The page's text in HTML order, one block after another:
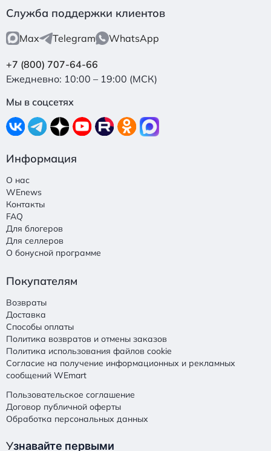
Служба поддержки клиентов
Max Telegram WhatsApp
+7 (800) 707-64-66
Ежедневно: 10:00 – 19:00 (МСК)
Мы в соцсетях
Информация
О нас
WEnews
Контакты
FAQ
Для блогеров
Для селлеров
О бонусной программе
Покупателям
Возвраты
Доставка
Способы оплаты
Политика возвратов и отмены заказов
Политика использования файлов cookie
Согласие на получение информационных и рекламных
сообщений WEmart
Пользовательское соглашение
Договор публичной оферты
Обработка персональных данных
Узнавайте первыми